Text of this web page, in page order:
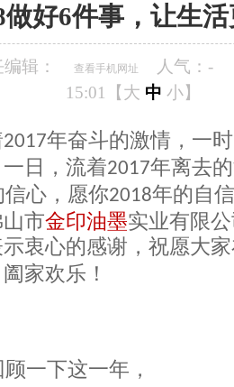
做好6件事，让生
辑： 查看手机网址 人气： -
15:01【大 中 小】
2017年奋斗的激情，一
日，流着2017年离去
心，愿你2018年的自
市金印油墨实业有限
衷心的感谢，祝愿大
家欢乐！
一下这一年，